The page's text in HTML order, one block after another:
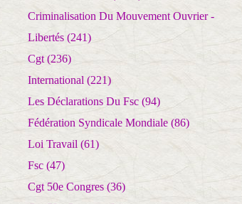
Criminalisation Du Mouvement Ouvrier -
Libertés (241)
Cgt (236)
International (221)
Les Déclarations Du Fsc (94)
Fédération Syndicale Mondiale (86)
Loi Travail (61)
Fsc (47)
Cgt 50e Congres (36)